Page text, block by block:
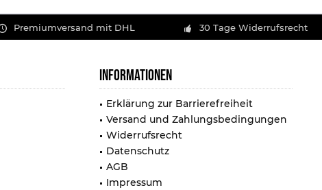
Premiumversand mit DHL 30 Tage Widerrufsrecht
INFORMATIONEN
Erklärung zur Barrierefreiheit
Versand und Zahlungsbedingungen
Widerrufsrecht
Datenschutz
AGB
Impressum